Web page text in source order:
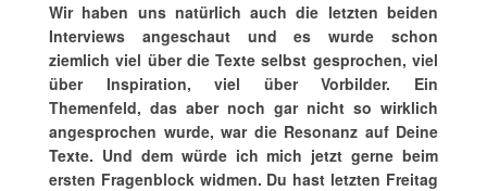
Wir haben uns natürlich auch die letzten beiden
Interviews angeschaut und es wurde schon
ziemlich viel über die Texte selbst gesprochen, viel
über Inspiration, viel über Vorbilder. Ein
Themenfeld, das aber noch gar nicht so wirklich
angesprochen wurde, war die Resonanz auf Deine
Texte. Und dem würde ich mich jetzt gerne beim
ersten Fragenblock widmen. Du hast letzten Freitag